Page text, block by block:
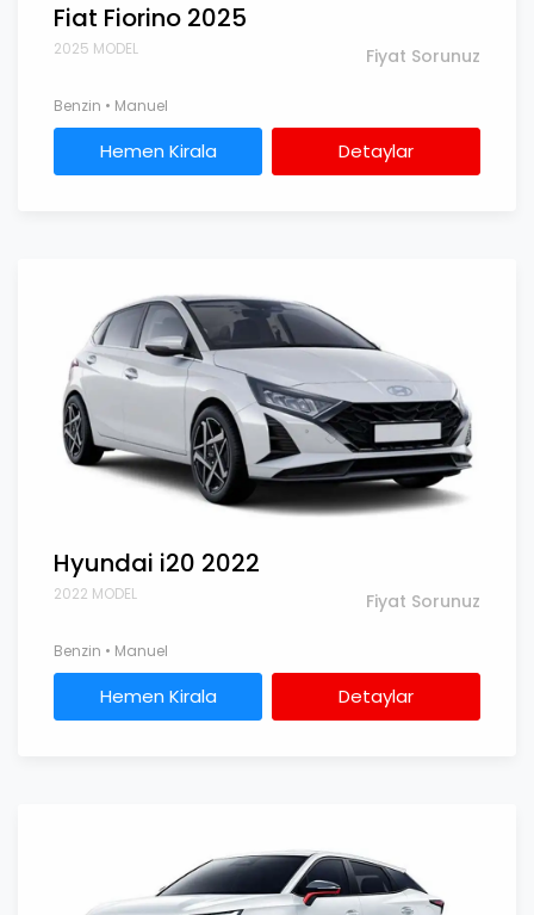
Fiat Fiorino 2025
2025 MODEL Fiyat Sorunuz
Benzin • Manuel
Hemen Kirala Detaylar
Hyundai i20 2022
2022 MODEL Fiyat Sorunuz
Benzin • Manuel
Hemen Kirala Detaylar